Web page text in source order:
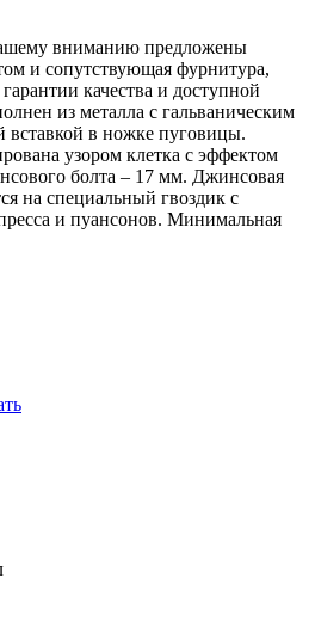
вниманию предложены
и сопутствующая фурнитура,
качества и доступной
из металла с гальваническим
вставкой в ножке пуговицы.
узором клетка с эффектом
болта – 17 мм. Джинсовая
на специальный гвоздик с
и пуансонов. Минимальная